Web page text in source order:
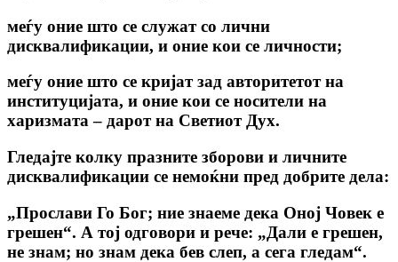
меѓу оние што се служат со лични
дисквалификации, и оние кои се личности;
меѓу оние што се кријат зад авторитетот на
институцијата, и оние кои се носители на
харизмата – дарот на Светиот Дух.
Гледајте колку празните зборови и личните
дисквалификации се немоќни пред добрите дела:
„Прослави Го Бог; ние знаеме дека Оној Човек е
грешен“. А тој одговори и рече: „Дали е грешен,
не знам; но знам дека бев слеп, а сега гледам“.